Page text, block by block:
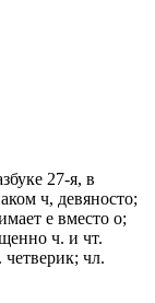
27-я, в
ч, девяносто;
е вместо о;
ч. и чт.
чл.